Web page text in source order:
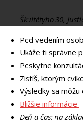
Škultétyho 30,
Pod vedením
Ukáže ti správne
Poskytne
Zistíš, ktorým
Výsledky sa môžu
Bližšie informácie
Deň a čas: na